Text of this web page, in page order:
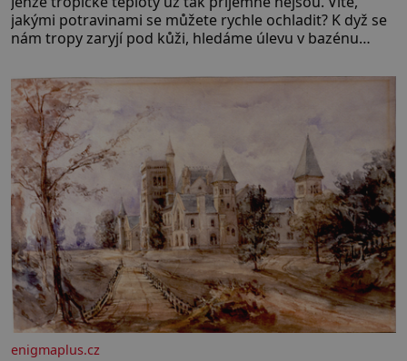
jakými potravinami se můžete rychle ochladit? K dyž se
nám tropy zaryjí pod kůži, hledáme úlevu v bazénu
v jejich blízkosti. Nemusíte však zoufat. Pokud budete
mít promyšlený jídelníček, žadné pařáky si na vás
enigmaplus.cz